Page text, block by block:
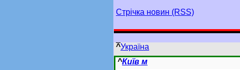
Стрічка новин (RSS)
^Україна
^Київ м